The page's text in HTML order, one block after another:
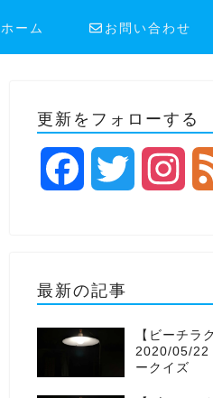
ホーム お問い合わせ
更新をフォローする
e
b a
最新の記事
【ビーチラ
2020/05/22
ークイズ